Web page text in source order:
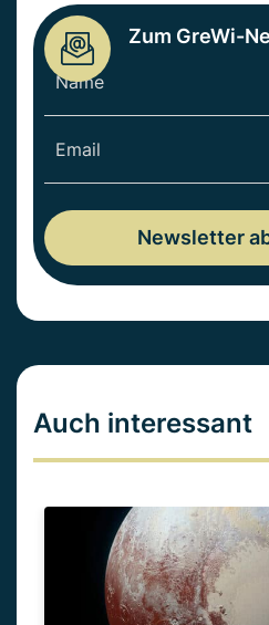
Zum GreWi-
Auch interessant